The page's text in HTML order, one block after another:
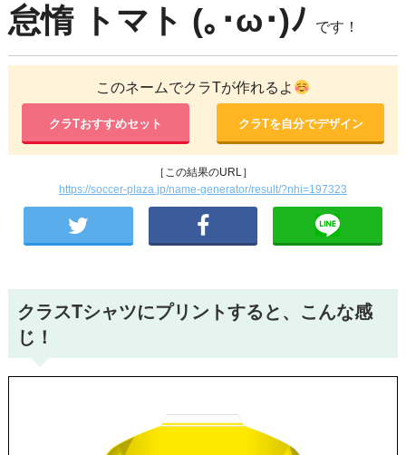
怠惰 トマト (｡･ω･)ﾉ です！
このネームでクラTが作れるよ
クラTおすすめセット クラTを自分でデザイン
［この結果のURL］
https://soccer-plaza.jp/name-generator/result/?nhi=197323
クラスTシャツにプリントすると、こんな感
じ！